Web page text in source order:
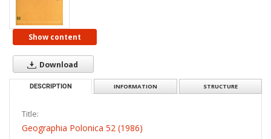
Show content
Download
DESCRIPTION INFORMATION STRUCTURE
Title:
Geographia Polonica 52 (1986)